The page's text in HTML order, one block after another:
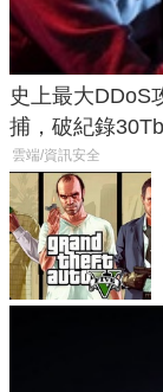
史上最大DDoS
捕，破紀錄
雲端/資訊安全